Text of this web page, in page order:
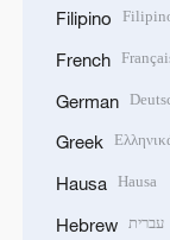
Filipino
French
German
Greek
Hausa Hausa
Hebrew עברית